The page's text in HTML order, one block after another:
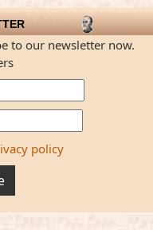
to our newsletter now.
policy